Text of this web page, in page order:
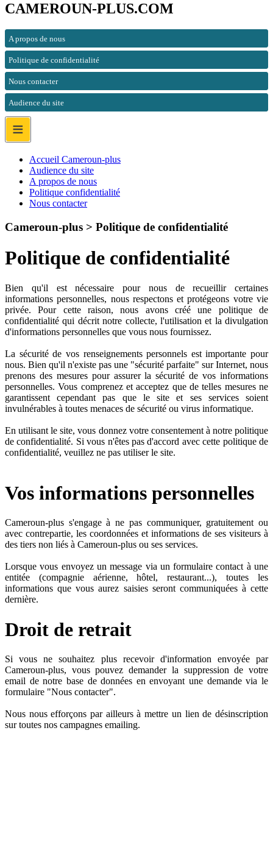
CAMEROUN-PLUS.COM
A propos de nous
Politique de confidentialité
Nous contacter
Audience du site
≡
Accueil Cameroun-plus
Audience du site
A propos de nous
Politique confidentialité
Nous contacter
Cameroun-plus > Politique de confidentialité
Politique de confidentialité
Bien qu'il est nécessaire pour nous de recueillir certaines
informations personnelles, nous respectons et protégeons votre vie
privée. Pour cette raison, nous avons créé une politique de
confidentialité qui décrit notre collecte, l'utilisation et la divulgation
d'informations personnelles que vous nous fournissez.
La sécurité de vos renseignements personnels est importante pour
nous. Bien qu'il n'existe pas une "sécurité parfaite" sur Internet, nous
prenons des mesures pour assurer la sécurité de vos informations
personnelles. Vous comprenez et acceptez que de telles mesures ne
garantissent cependant pas que le site et ses services soient
invulnérables à toutes menaces de sécurité ou virus informatique.
En utilisant le site, vous donnez votre consentement à notre politique
de confidentialité. Si vous n'êtes pas d'accord avec cette politique de
confidentialité, veuillez ne pas utiliser le site.
Vos informations personnelles
Cameroun-plus s'engage à ne pas communiquer, gratuitement ou
avec contrepartie, les coordonnées et informations de ses visiteurs à
des tiers non liés à Cameroun-plus ou ses services.
Lorsque vous envoyez un message via un formulaire contact à une
entitée (compagnie aérienne, hôtel, restaurant...), toutes les
informations que vous aurez saisies seront communiquées à cette
dernière.
Droit de retrait
Si vous ne souhaitez plus recevoir d'information envoyée par
Cameroun-plus, vous pouvez demander la suppression de votre
email de notre base de données en envoyant une demande via le
formulaire "Nous contacter".
Nous nous efforçons par ailleurs à mettre un lien de désinscription
sur toutes nos campagnes emailing.